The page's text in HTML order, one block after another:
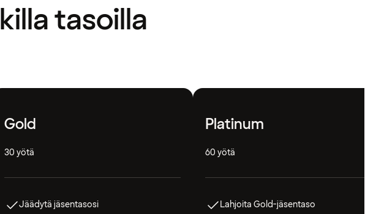
tasoilla
Gold
30 yötä
Jäädytä jäsentasosi
Platinum
60 yötä
Lahjoita Gold-jäsentaso